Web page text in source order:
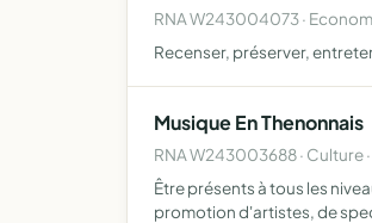
RNA W243004073 ·
Recenser, préserver,
Musique En Thenonnais
RNA W243003688 · Culture
Être présents à tous les
promotion d'artistes, de